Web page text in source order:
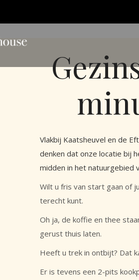
Vlakbij Kaatsheuvel en de
denken dat onze locatie bij
midden in het natuurgebied
Wilt u fris van start gaan of
terecht kunt.
Oh ja, de koffie en thee
gerust thuis laten.
Heeft u trek in ontbijt? Dat
Er is tevens een 2-pits